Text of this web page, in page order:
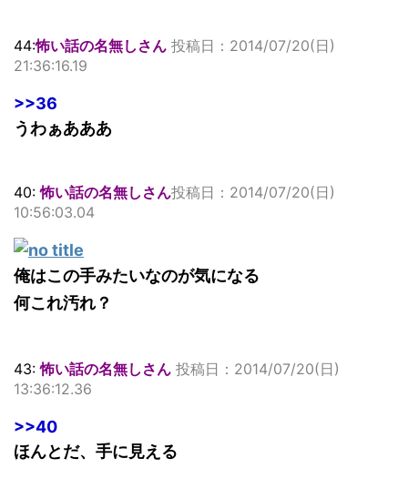
44:怖い話の名無しさん 投稿日：2014/07/20(日)
21:36:16.19
>>36
うわぁあああ
40:怖い話の名無しさん投稿日：2014/07/20(日)
10:56:03.04
俺はこの手みたいなのが気になる
何これ汚れ？
43:怖い話の名無しさん 投稿日：2014/07/20(日)
13:36:12.36
>>40
ほんとだ、手に見える